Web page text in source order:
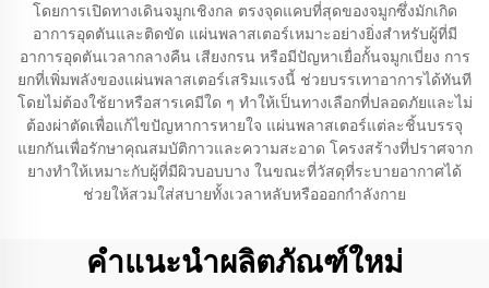
โดยการเปิดทางเดินจมูกเชิงกล ตรงจุดแคบที่สุดของจมูกซึ่งมักเกิด
อาการอุดตันและติดขัด แผ่นพลาสเตอร์เหมาะอย่างยิ่งสำหรับผู้ที่มี
อาการอุดตันเวลากลางคืน เสียงกรน หรือมีปัญหาเยื่อกั้นจมูกเบี่ยง การ
ยกที่เพิ่มพลังของแผ่นพลาสเตอร์เสริมแรงนี้ ช่วยบรรเทาอาการได้ทันที
โดยไม่ต้องใช้ยาหรือสารเคมีใด ๆ ทำให้เป็นทางเลือกที่ปลอดภัยและไม่
ต้องผ่าตัดเพื่อแก้ไขปัญหาการหายใจ แผ่นพลาสเตอร์แต่ละชิ้นบรรจุ
แยกกันเพื่อรักษาคุณสมบัติกาวและความสะอาด โครงสร้างที่ปราศจาก
ยางทำให้เหมาะกับผู้ที่มีผิวบอบบาง ในขณะที่วัสดุที่ระบายอากาศได้
ช่วยให้สวมใส่สบายทั้งเวลาหลับหรือออกกำลังกาย
คำแนะนำผลิตภัณฑ์ใหม่